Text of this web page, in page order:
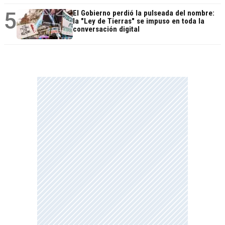
5
El Gobierno perdió la pulseada del nombre:
la "Ley de Tierras" se impuso en toda la
conversación digital